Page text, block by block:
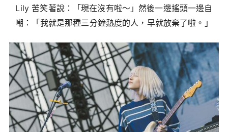
Lily 苦笑著說：「現在沒有啦～」然後一邊搖頭一邊自
嘲：「我就是那種三分鐘熱度的人，早就放棄了啦。」